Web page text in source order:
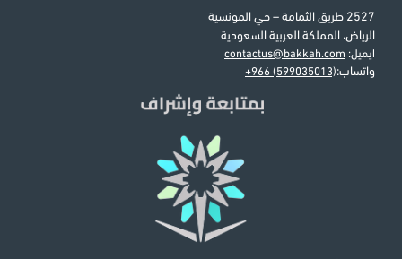
2527 طريق الثمامة – حي المونسية
الرياض، المملكة العربية السعودية
ايميل: contactus@bakkah.com
واتساب:+966 (599035013)